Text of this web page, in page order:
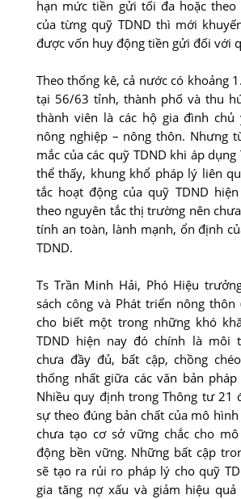
hạn mức tiền gửi tối đa hoặc
của từng quỹ TDND thì mới
được vốn huy động tiền gửi đối với
Theo thống kê, cả nước có khoảng
tại 56/63 tỉnh, thành phố và thu
thành viên là các hộ gia đình
nông nghiệp – nông thôn. Nhưng
mắc của các quỹ TDND khi áp
thể thấy, khung khổ pháp lý liên
tắc hoạt động của quỹ TDND
theo nguyên tắc thị trường nên
tính an toàn, lành mạnh, ổn định
TDND.
Ts Trần Minh Hải, Phó Hiệu
sách công và Phát triển nông thôn
cho biết một trong những khó
TDND hiện nay đó chính là môi
chưa đầy đủ, bất cập, chồng
thống nhất giữa các văn bản
Nhiều quy định trong Thông tư 21
sự theo đúng bản chất của mô
chưa tạo cơ sở vững chắc cho
động bền vững. Những bất cập
sẽ tạo ra rủi ro pháp lý cho quỹ
gia tăng nợ xấu và giảm hiệu